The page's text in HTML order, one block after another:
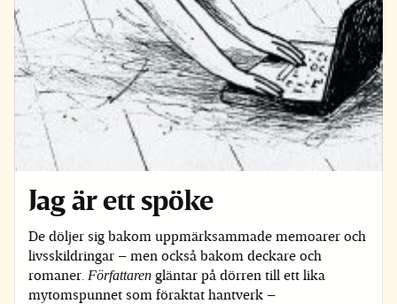
Jag är ett spöke
De döljer sig bakom uppmärksammade memoarer och
livsskildringar – men också bakom deckare och
romaner. Författaren gläntar på dörren till ett lika
mytomspunnet som föraktat hantverk –